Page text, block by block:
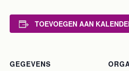
TOEVOEGEN AAN
GEGEVENS